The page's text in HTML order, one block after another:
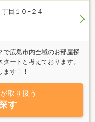
目１０−２４
で広島市内全域のお部屋探
ートと考えております。
す！！
取り扱う
す